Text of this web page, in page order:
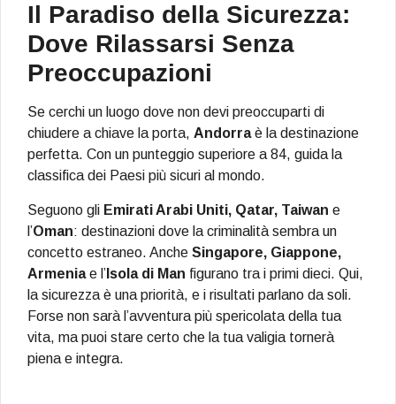
Il Paradiso della Sicurezza:
Dove Rilassarsi Senza
Preoccupazioni
Se cerchi un luogo dove non devi preoccuparti di
chiudere a chiave la porta, Andorraè la destinazione
perfetta. Con un punteggio superiore a 84, guida la
classifica dei Paesi più sicuri al mondo.
Seguono gli Emirati Arabi Uniti, Qatar, Taiwan e
l’Oman: destinazioni dove la criminalità sembra un
concetto estraneo. Anche Singapore, Giappone,
Armeniae l’ Isola di Man figurano tra i primi dieci. Qui,
la sicurezza è una priorità, e i risultati parlano da soli.
Forse non sarà l’avventura più spericolata della tua
vita, ma puoi stare certo che la tua valigia tornerà
piena e integra.